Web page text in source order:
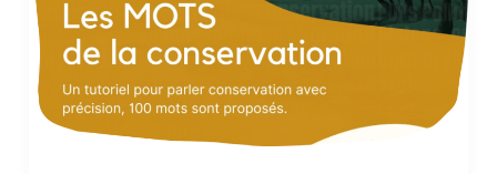
conservation »